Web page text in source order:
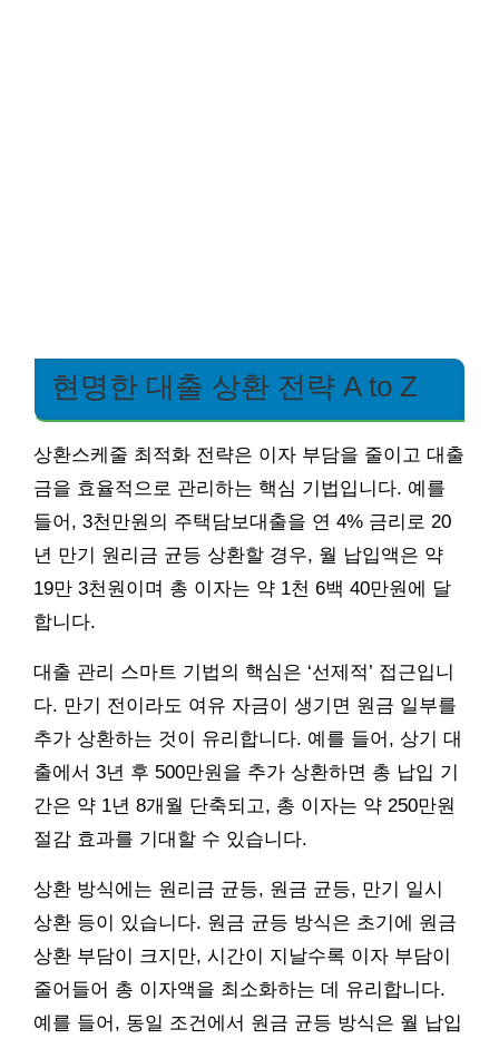
현명한 대출 상환 전략 A to Z
상환스케줄 최적화 전략은 이자 부담을 줄이고 대출
금을 효율적으로 관리하는 핵심 기법입니다. 예를
들어, 3천만원의 주택담보대출을 연 4% 금리로 20
년 만기 원리금 균등 상환할 경우, 월 납입액은 약
19만 3천원이며 총 이자는 약 1천 6백 40만원에 달
합니다.
대출 관리 스마트 기법의 핵심은 ‘선제적’ 접근입니
다. 만기 전이라도 여유 자금이 생기면 원금 일부를
추가 상환하는 것이 유리합니다. 예를 들어, 상기 대
출에서 3년 후 500만원을 추가 상환하면 총 납입 기
간은 약 1년 8개월 단축되고, 총 이자는 약 250만원
절감 효과를 기대할 수 있습니다.
상환 방식에는 원리금 균등, 원금 균등, 만기 일시
상환 등이 있습니다. 원금 균등 방식은 초기에 원금
상환 부담이 크지만, 시간이 지날수록 이자 부담이
줄어들어 총 이자액을 최소화하는 데 유리합니다.
예를 들어, 동일 조건에서 원금 균등 방식은 월 납입